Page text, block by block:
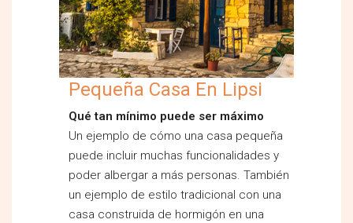
Pequeña Casa En Lipsi
Qué tan mínimo puede ser máximo
Un ejemplo de cómo una casa pequeña
puede incluir muchas funcionalidades y
poder albergar a más personas. También
un ejemplo de estilo tradicional con una
casa construida de hormigón en una